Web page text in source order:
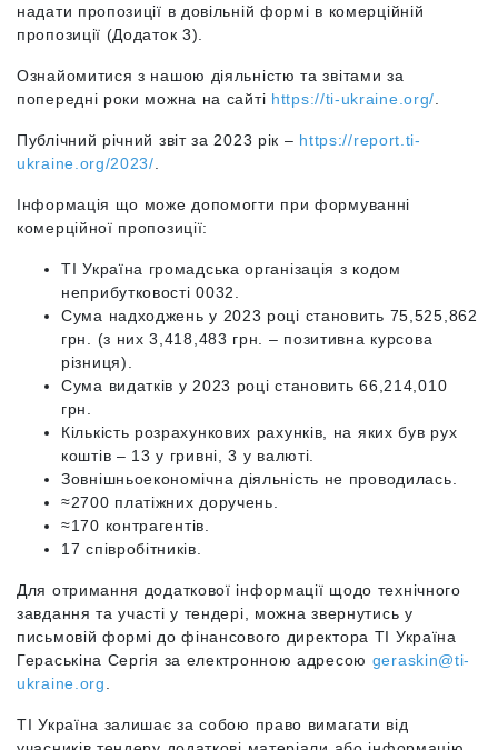
надати пропозиції в довільній формі в комерційній
пропозиції (Додаток 3).
Ознайомитися з нашою діяльністю та звітами за
попередні роки можна на сайті https://ti-ukraine.org/
Публічний річний звіт за 2023 рік – https://report.ti-
ukraine.org/2023/
Інформація що може допомогти при формуванні
комерційної пропозиції:
ТІ Україна громадська організація з кодом
неприбутковості 0032.
Сума надходжень у 2023 році становить 75,525,862
грн. (з них 3,418,483 грн. – позитивна курсова
різниця).
Сума видатків у 2023 році становить 66,214,010
грн.
Кількість розрахункових рахунків, на яких був рух
коштів – 13 у гривні, 3 у валюті.
Зовнішньоекономічна діяльність не проводилась.
≈2700 платіжних доручень.
≈170 контрагентів.
17 співробітників.
Для отримання додаткової інформації щодо технічного
завдання та участі у тендері, можна звернутись у
письмовій формі до фінансового директора ТІ Україна
Гераськіна Сергія за електронною адресою geraskin@ti-
ukraine.org
ТI Україна залишає за собою право вимагати від